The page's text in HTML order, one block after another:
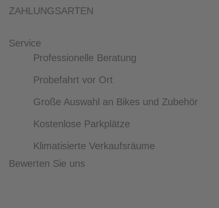
ZAHLUNGSARTEN
Service
Professionelle Beratung
Probefahrt vor Ort
Große Auswahl an Bikes und Zubehör
Kostenlose Parkplätze
Klimatisierte Verkaufsräume
Bewerten Sie uns